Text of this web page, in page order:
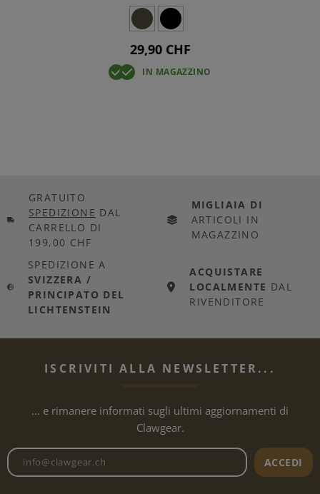
29,90 CHF
IN MAGAZZINO
GRATUITO
SPEDIZIONE DAL
CARRELLO DI
199,00 CHF
MIGLIAIA DI
ARTICOLI IN
MAGAZZINO
SPEDIZIONE A
SVIZZERA /
PRINCIPATO DEL
LICHTENSTEIN
ACQUISTARE
LOCALMENTE DAL
RIVENDITORE
ISCRIVITI ALLA NEWSLETTER...
... e rimanere informati sugli ultimi aggiornamenti di
Clawgear.
Indirizzo e-mail dellaACCEDI